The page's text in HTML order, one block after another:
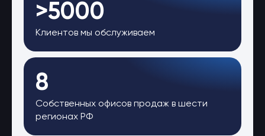
>5000
Клиентов мы обслуживаем
8
Собственных офисов продаж в шести
регионах РФ